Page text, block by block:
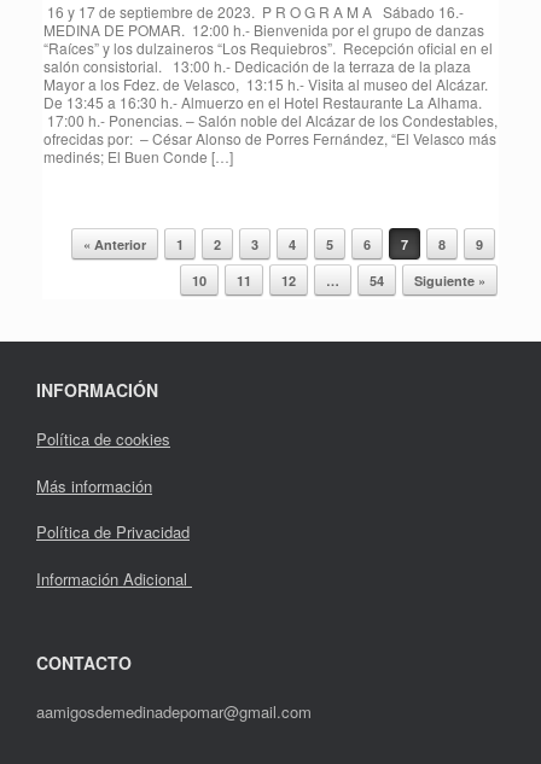
16 y 17 de septiembre de 2023. P R O G R A M A Sábado 16.-
MEDINA DE POMAR. 12:00 h.- Bienvenida por el grupo de danzas
“Raíces” y los dulzaineros “Los Requiebros”. Recepción oficial en el
salón consistorial. 13:00 h.- Dedicación de la terraza de la plaza
Mayor a los Fdez. de Velasco, 13:15 h.- Visita al museo del Alcázar.
De 13:45 a 16:30 h.- Almuerzo en el Hotel Restaurante La Alhama.
17:00 h.- Ponencias. – Salón noble del Alcázar de los Condestables,
ofrecidas por: – César Alonso de Porres Fernández, “El Velasco más
medinés; El Buen Conde […]
Navegador de artículos
« Anterior 1 2 3 4 5 6 7 8
9
10
11 12 … 54 Siguiente »
INFORMACIÓN
Política de cookies
Más información
Política de Privacidad
Información Adicional
CONTACTO
aamigosdemedinadepomar@gmail.com